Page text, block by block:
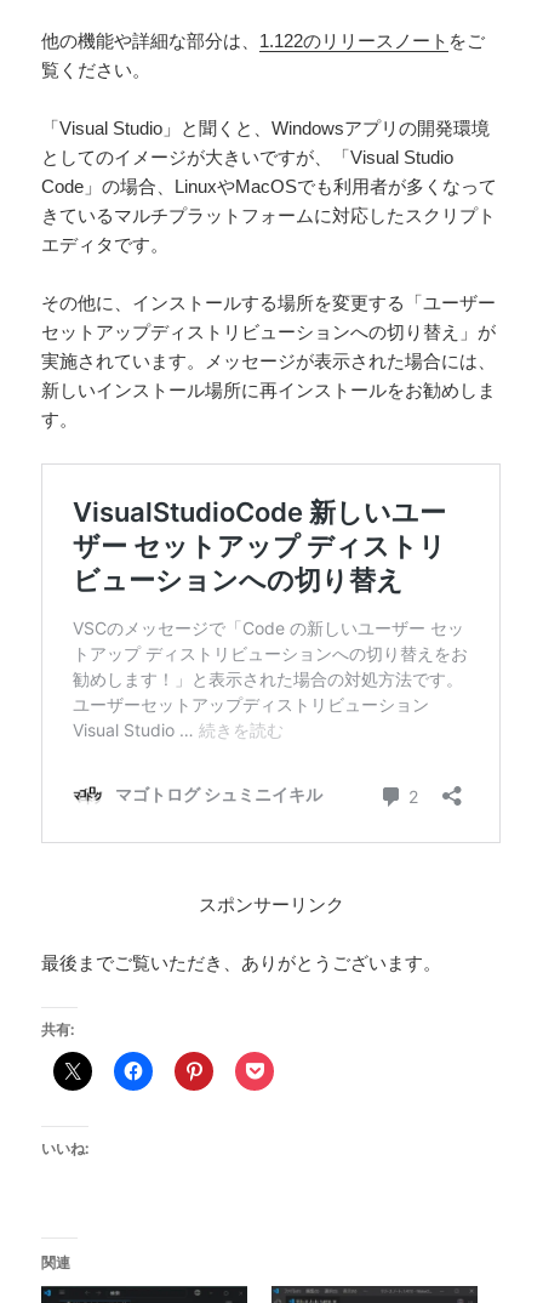
他の機能や詳細な部分は、 1.122のリリースノート をご
覧ください。
「Visual Studio」と聞くと、Windowsアプリの開発環境
としてのイメージが大きいですが、「Visual Studio
Code」の場合、LinuxやMacOSでも利用者が多くなって
きているマルチプラットフォームに対応したスクリプト
エディタです。
その他に、インストールする場所を変更する「ユーザー
セットアップディストリビューションへの切り替え」が
実施されています。メッセージが表示された場合には、
新しいインストール場所に再インストールをお勧めしま
す。
スポンサーリンク
最後までご覧いただき、ありがとうございます。
共有:
いいね:
関連